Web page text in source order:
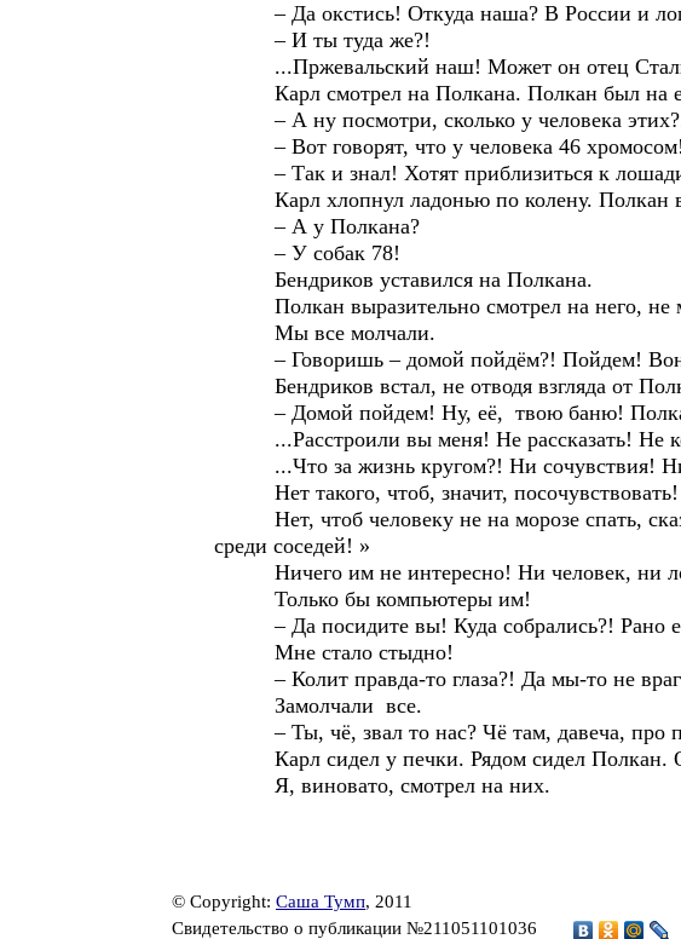
– Да окстись! Откуда наша? В России и
– И ты туда же?!
...Пржевальский наш! Может он отец
Карл смотрел на Полкана. Полкан был на
– А ну посмотри, сколько у человека
– Вот говорят, что у человека 46
– Так и знал! Хотят приблизиться к лошади
Карл хлопнул ладонью по колену. Полкан
– А у Полкана?
– У собак 78!
Бендриков уставился на Полкана.
Полкан выразительно смотрел на него, не
Мы все молчали.
– Говоришь – домой пойдём?! Пойдем! Вон
Бендриков встал, не отводя взгляда от
– Домой пойдем! Ну, её, твою баню! Полкан
...Расстроили вы меня! Не рассказать! Не
...Что за жизнь кругом?! Ни сочувствия!
Нет такого, чтоб, значит, посочувствовать!
Нет, чтоб человеку не на морозе спать,
среди соседей! »
Ничего им не интересно! Ни человек, ни
Только бы компьютеры им!
– Да посидите вы! Куда собрались?! Рано
Мне стало стыдно!
– Колит правда-то глаза?! Да мы-то не
Замолчали все.
– Ты, чё, звал то нас? Чё там, давеча, про
Карл сидел у печки. Рядом сидел Полкан.
Я, виновато, смотрел на них.
© Copyright: Саша Тумп, 2011
Свидетельство о публикации №211051101036